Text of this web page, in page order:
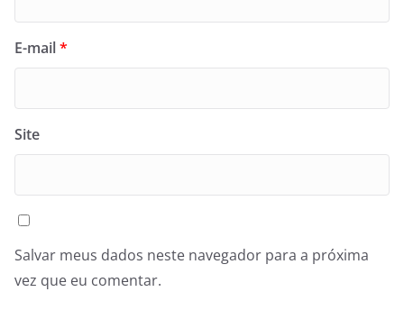
E-mail*
Site
Salvar meus dados neste navegador para a próxima
vez que eu comentar.